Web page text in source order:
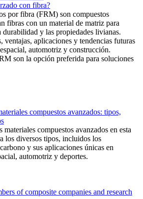
con fibra?
por fibra (FRM) son compuestos
fibras con un material de matriz para
durabilidad y las propiedades livianas.
ventajas, aplicaciones y tendencias futuras
automotriz y construcción.
son la opción preferida para soluciones
compuestos avanzados: tipos,
compuestos avanzados en esta
los diversos tipos, incluidos los
y sus aplicaciones únicas en
automotriz y deportes.